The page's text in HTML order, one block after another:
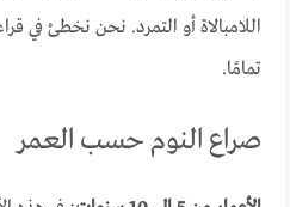
اللامبالاة أو التمرد. نحن نخطئ في
تمامًا.
صراع النوم حسب العمر